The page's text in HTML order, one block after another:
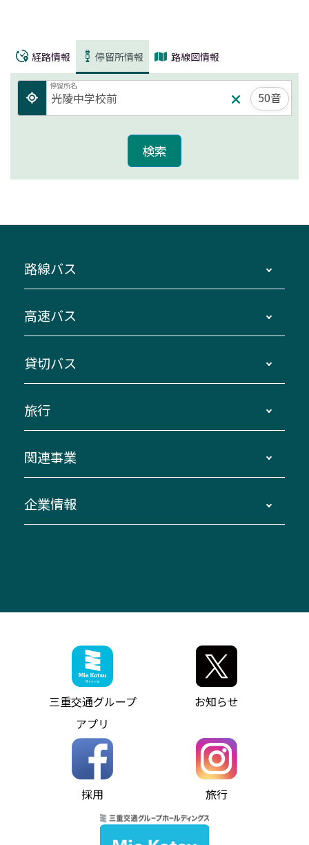
経路情報 停留所情報 路線図情報
停留所名
50音
路線バス
主要停留所案内図・時刻表
路線バスのご利用方法
三重交通接近情報バスロケーションシステム
ダイヤ改正情報
迂回・休止について
臨時バスについて
伊勢二見鳥羽周遊バスCANばす
「みえブルーライン」（三重大学病院直通バ
神都ライナー
ミジュマルのラッピングバス（鈴鹿管内）
参宮バス
神都バス
パールシャトル
バス情報の見える化
コミュニティバス
バス・タクシー交通広告
異常事態発生時のお願い
高速バス
南紀・VISON～横浜・東京・埼玉
伊賀～名古屋
南紀～VISON～名古屋
桑名・長島温泉・金城ふ頭駅～中部国際空港
（休止中）
お客様駐車場のご案内
アイコンの説明
インターネット予約
よくあるご質問
お問い合わせ
貸切バス
貸切バスのご利用について
お問い合わせ
旅行
貸切バス団体旅行
美し国周遊ばす
関連事業
自家用自動車車両運行管理
ザ・バスコレクション三重交通バスセット
三重交通公式グッズ
企業情報
ファンコーナー
お問い合わせ
お知らせ・最新情報一覧
ニュースリリース
お問い合わせ
個人情報保護方針
ソーシャルメディア運用ポリシー
ホームページのご利用にあたって
Notes for Using this Website
三重交通グループ
アプリ
お知らせ
採用 旅行